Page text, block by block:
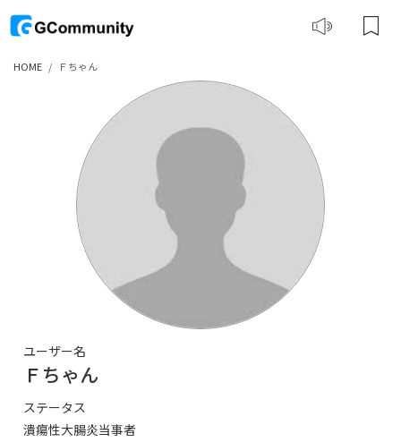
HOME Ｆちゃん
ユーザー名
Ｆちゃん
ステータス
潰瘍性大腸炎当事者